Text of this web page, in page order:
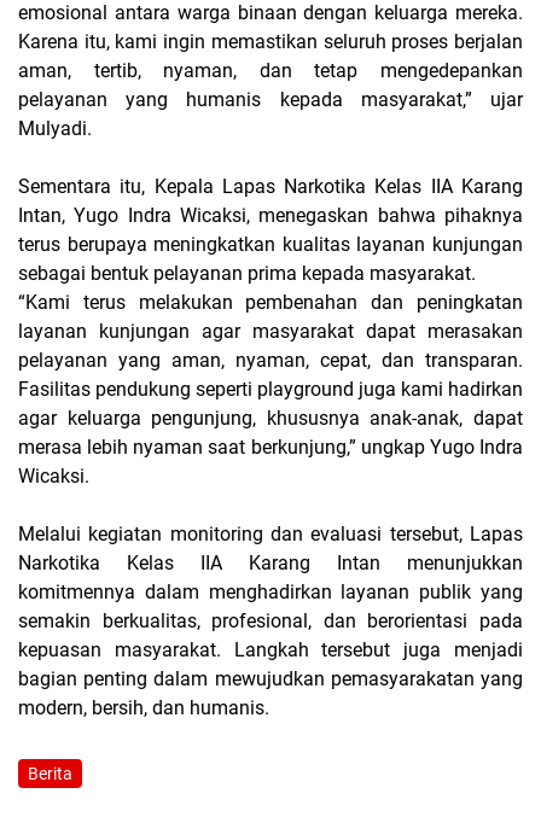
emosional antara warga binaan dengan keluarga mereka.
Karena itu, kami ingin memastikan seluruh proses berjalan
aman, tertib, nyaman, dan tetap mengedepankan
pelayanan yang humanis kepada masyarakat,” ujar
Mulyadi.
Sementara itu, Kepala Lapas Narkotika Kelas IIA Karang
Intan, Yugo Indra Wicaksi, menegaskan bahwa pihaknya
terus berupaya meningkatkan kualitas layanan kunjungan
sebagai bentuk pelayanan prima kepada masyarakat.
“Kami terus melakukan pembenahan dan peningkatan
layanan kunjungan agar masyarakat dapat merasakan
pelayanan yang aman, nyaman, cepat, dan transparan.
Fasilitas pendukung seperti playground juga kami hadirkan
agar keluarga pengunjung, khususnya anak-anak, dapat
merasa lebih nyaman saat berkunjung,” ungkap Yugo Indra
Wicaksi.
Melalui kegiatan monitoring dan evaluasi tersebut, Lapas
Narkotika Kelas IIA Karang Intan menunjukkan
komitmennya dalam menghadirkan layanan publik yang
semakin berkualitas, profesional, dan berorientasi pada
kepuasan masyarakat. Langkah tersebut juga menjadi
bagian penting dalam mewujudkan pemasyarakatan yang
modern, bersih, dan humanis.
Berita